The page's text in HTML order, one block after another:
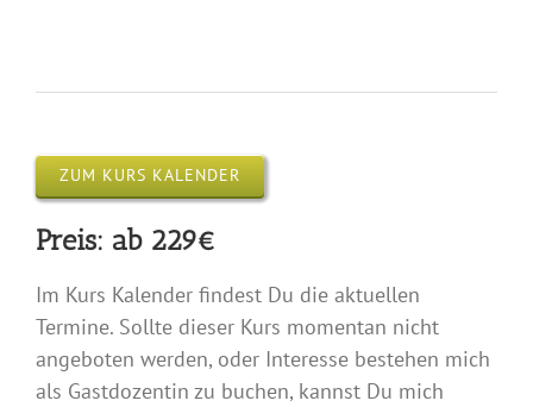
ZUM KURS KALENDER
Preis: ab 229€
Im Kurs Kalender findest Du die aktuellen
Termine. Sollte dieser Kurs momentan nicht
angeboten werden, oder Interesse bestehen mich
als Gastdozentin zu buchen, kannst Du mich